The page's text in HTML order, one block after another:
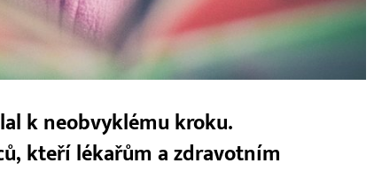
k neobvyklému kroku.
kteří lékařům a zdravotním